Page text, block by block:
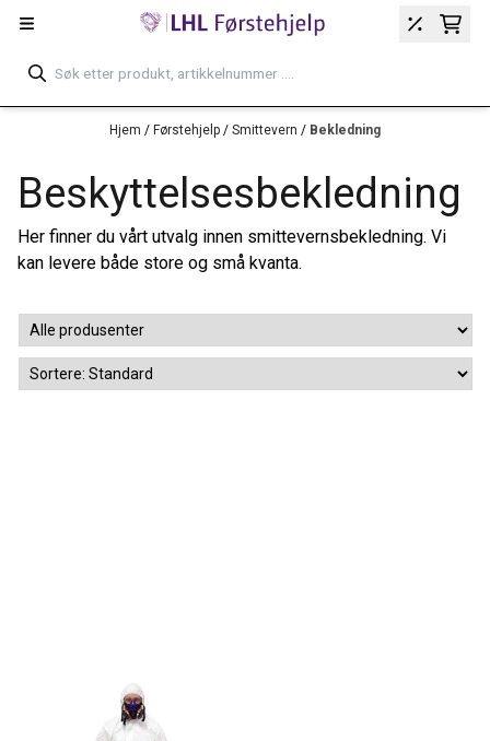
Hopp til innhold
Hjem / Førstehjelp / Smittevern / Bekledning
Beskyttelsesbekledning
Her finner du vårt utvalg innen smittevernsbekledning. Vi
kan levere både store og små kvanta.